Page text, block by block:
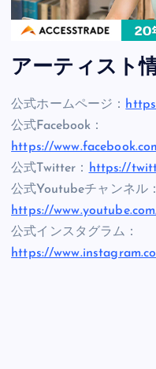
アーティスト
公式ホームページ：
公式Facebook：
https://
公式Twitter： https://
公式Youtubeチャンネル：
https://
公式インスタグラム：
https://